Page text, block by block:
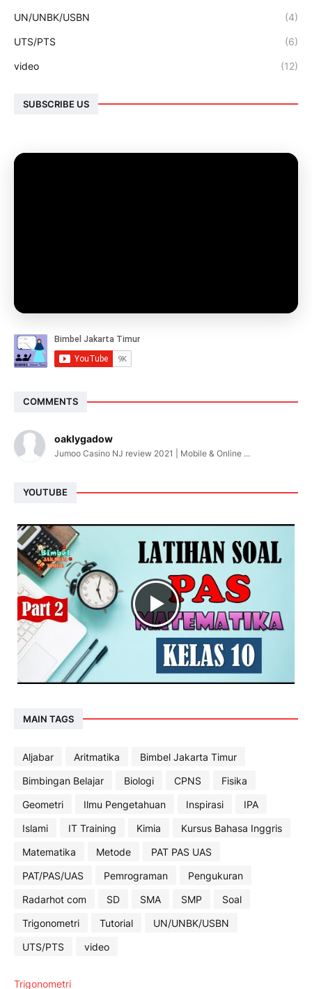
UN/UNBK/USBN (4)
UTS/PTS (6)
video (12)
SUBSCRIBE US
COMMENTS
oaklygadow
Jumoo Casino NJ review 2021 | Mobile & Online ...
YOUTUBE
MAIN TAGS
Aljabar Aritmatika
Bimbel Jakarta Timur
Bimbingan Belajar
Biologi CPNS
Fisika
Geometri
Ilmu Pengetahuan Inspirasi
IPA
Islami
IT Training Kimia
Kursus Bahasa Inggris
Matematika
Metode
PAT PAS UAS
PAT/PAS/UAS
Pemrograman
Pengukuran
Radarhot com
SD SMA SMP
Soal
Trigonometri
Tutorial
UN/UNBK/USBN
UTS/PTS
video
Trigonometri